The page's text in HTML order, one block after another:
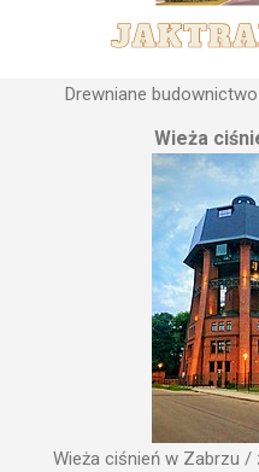
Drewniane
Wieża
Wieża ciśnień w Zabrzu